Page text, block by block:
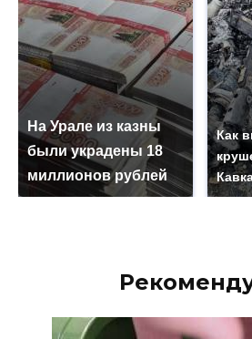
На Урале из казны
были украдены 18
миллионов рублей
Как